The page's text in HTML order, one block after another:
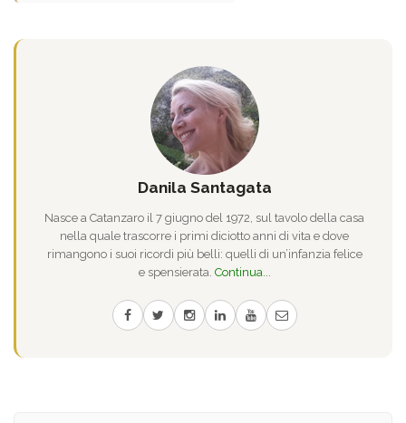
Danila Santagata
Nasce a Catanzaro il 7 giugno del 1972, sul tavolo della casa
nella quale trascorre i primi diciotto anni di vita e dove
rimangono i suoi ricordi più belli: quelli di un’infanzia felice
e spensierata. Continua...